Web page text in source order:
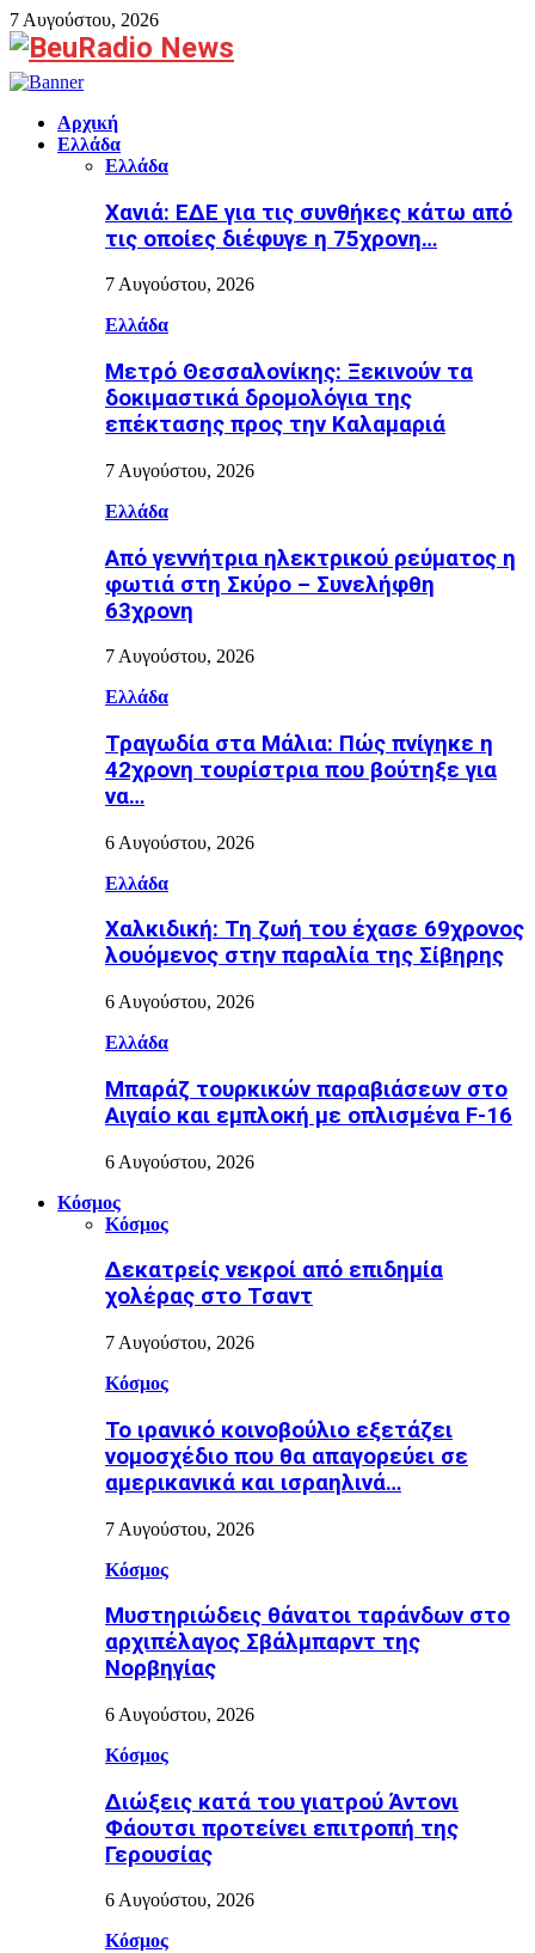
7 Αυγούστου, 2026
Facebook
Αρχική
Ελλάδα
Ελλάδα
Χανιά: ΕΔΕ για τις συνθήκες κάτω από
τις οποίες διέφυγε η 75χρονη…
7 Αυγούστου, 2026
Ελλάδα
Μετρό Θεσσαλονίκης: Ξεκινούν τα
δοκιμαστικά δρομολόγια της
επέκτασης προς την Καλαμαριά
7 Αυγούστου, 2026
Ελλάδα
Από γεννήτρια ηλεκτρικού ρεύματος η
φωτιά στη Σκύρο – Συνελήφθη
63χρονη
7 Αυγούστου, 2026
Ελλάδα
Τραγωδία στα Μάλια: Πώς πνίγηκε η
42χρονη τουρίστρια που βούτηξε για
να…
6 Αυγούστου, 2026
Ελλάδα
Χαλκιδική: Τη ζωή του έχασε 69χρονος
λουόμενος στην παραλία της Σίβηρης
6 Αυγούστου, 2026
Ελλάδα
Μπαράζ τουρκικών παραβιάσεων στο
Αιγαίο και εμπλοκή με οπλισμένα F-16
6 Αυγούστου, 2026
Κόσμος
Κόσμος
Δεκατρείς νεκροί από επιδημία
χολέρας στο Τσαντ
7 Αυγούστου, 2026
Κόσμος
Το ιρανικό κοινοβούλιο εξετάζει
νομοσχέδιο που θα απαγορεύει σε
αμερικανικά και ισραηλινά…
7 Αυγούστου, 2026
Κόσμος
Μυστηριώδεις θάνατοι ταράνδων στο
αρχιπέλαγος Σβάλμπαρντ της
Νορβηγίας
6 Αυγούστου, 2026
Κόσμος
Διώξεις κατά του γιατρού Άντονι
Φάουτσι προτείνει επιτροπή της
Γερουσίας
6 Αυγούστου, 2026
Κόσμος